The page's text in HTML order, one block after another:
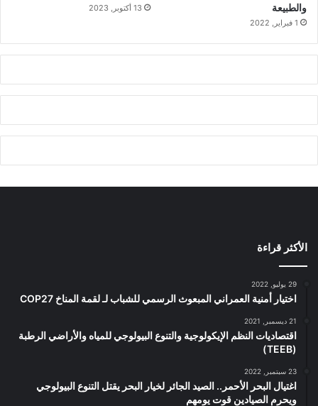
والطبيعة
1 فبراير, 2022
13 أكتوبر, 2023
الأكثر قراءة
29 يوليو, 2022
اختيار أمنية العمراني المبعوث الرسمي للشباب لـ لقمة المناخ COP27
21 ديسمبر, 2021
اقتصاديات النظم الإيكولوجية والتنوع البيولوجي للمياه والأراضي الرطبة
(TEEB)
23 سبتمبر, 2022
اغتيال البحر الأحمر.. الصيد الجائر لخيار البحر يقتل التنوع البيولوجي
ويحرم الصيادين قوت يومهم